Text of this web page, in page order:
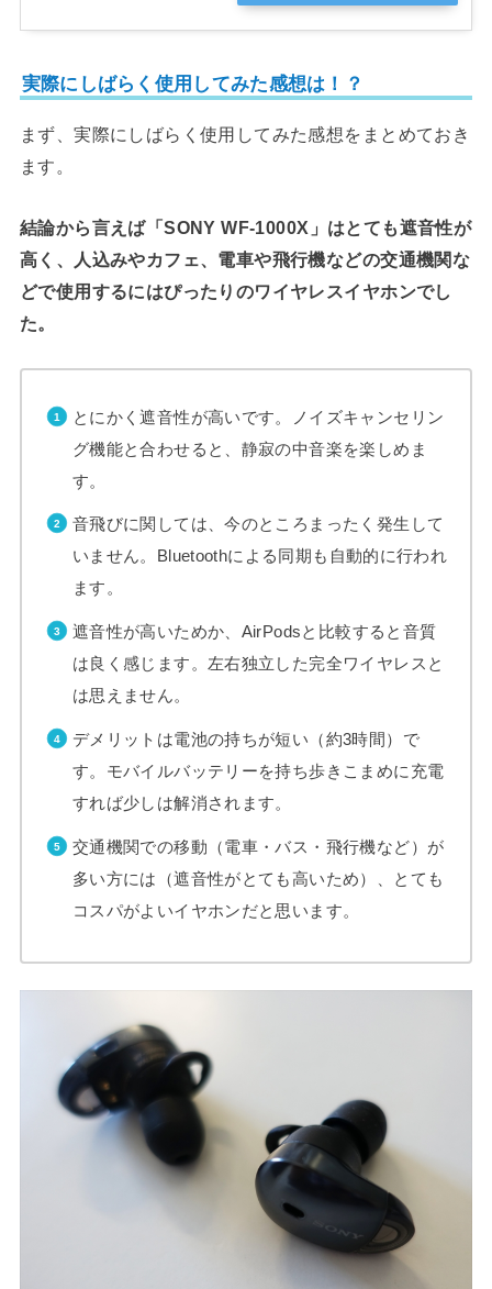
実際にしばらく使用してみた感想は！？
まず、実際にしばらく使用してみた感想をまとめておき
ます。
結論から言えば「SONY WF-1000X」はとても遮音性が
高く、人込みやカフェ、電車や飛行機などの交通機関な
どで使用するにはぴったりのワイヤレスイヤホンでし
た。
とにかく遮音性が高いです。ノイズキャンセリン
グ機能と合わせると、静寂の中音楽を楽しめま
す。
音飛びに関しては、今のところまったく発生して
いません。Bluetoothによる同期も自動的に行われ
ます。
遮音性が高いためか、AirPodsと比較すると音質
は良く感じます。左右独立した完全ワイヤレスと
は思えません。
デメリットは電池の持ちが短い（約3時間）で
す。モバイルバッテリーを持ち歩きこまめに充電
すれば少しは解消されます。
交通機関での移動（電車・バス・飛行機など）が
多い方には（遮音性がとても高いため）、とても
コスパがよいイヤホンだと思います。